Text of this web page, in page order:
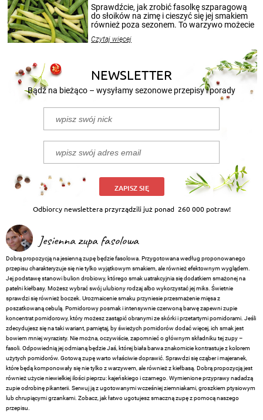
patenty, które pozwolą zachować świeżość
przetworów.
Sprawdźcie, jak zrobić fasolkę szparagową
do słoików na zimę i cieszyć się jej smakiem
również poza sezonem. To warzywo możecie
nasze propozycje!
Czytaj więcej
NEWSLETTER
Bądź na bieżąco – wysyłamy sezonowe przepisy i porady
ZAPISZ SIĘ
Odbiorcy newslettera przyrządzili już ponad 260 000 potraw!
Jesienna zupa fasolowa
Dobrą propozycją na jesienną zupę będzie fasolowa. Przygotowana według proponowanego
przepisu charakteryzuje się nie tylko wyjątkowym smakiem, ale również efektownym wyglądem.
Jej podstawę stanowi bulion drobiowy, którego smak uatrakcyjnia się dodatkiem smażonej na
patelni kiełbasy. Możesz wybrać swój ulubiony rodzaj albo wykorzystać jej miks. Świetnie
sprawdzi się również boczek. Urozmaicenie smaku przyniesie przesmażenie mięsa z
poszatkowaną cebulą. Pomidorowy posmak i intensywnie czerwoną barwę zapewni zupie
koncentrat pomidorowy, który możesz zastąpić obranymi ze skórki i przetartymi pomidorami. Jeśli
zdecydujesz się na taki wariant, pamiętaj, by świeżych pomidorów dodać więcej, ich smak jest
bowiem mniej wyrazisty. Nie można, oczywiście, zapomnieć o głównym składniku tej zupy –
fasoli. Odpowiednią jej odmianą będzie Jaś, której biała barwa znakomicie kontrastuje z kolorem
użytych pomidorów. Gotową zupę warto właściwie doprawić. Sprawdzi się cząber i majeranek,
które będą komponowały się nie tylko z warzywem, ale również z kiełbasą. Dobrą propozycją jest
również użycie niewielkiej ilości pieprzu: kajeńskiego i czarnego. Wymienione przyprawy nadadzą
zupie odrobinę pikanterii. Serwuj ją z ugotowanymi wcześniej ziemniakami, groszkiem ptysiowym
lub chrupiącymi grzankami. Zobacz, jak łatwo ugotujesz smaczną zupę z pomocą naszego
przepisu.